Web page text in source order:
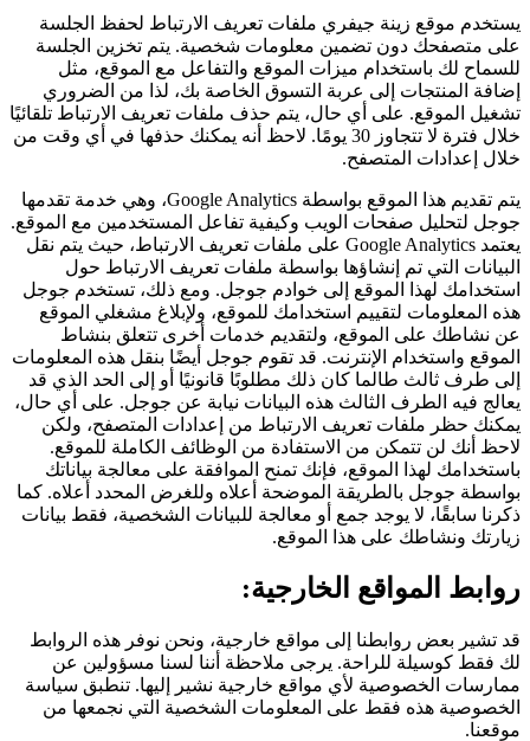
يستخدم موقع زينة جيفري ملفات تعريف الارتباط لحفظ الجلسة
على متصفحك دون تضمين معلومات شخصية. يتم تخزين الجلسة
للسماح لك باستخدام ميزات الموقع والتفاعل مع الموقع، مثل
إضافة المنتجات إلى عربة التسوق الخاصة بك، لذا من الضروري
تشغيل الموقع. على أي حال، يتم حذف ملفات تعريف الارتباط تلقائيًا
خلال فترة لا تتجاوز 30 يومًا. لاحظ أنه يمكنك حذفها في أي وقت من
خلال إعدادات المتصفح.
يتم تقديم هذا الموقع بواسطة Google Analytics، وهي خدمة تقدمها
جوجل لتحليل صفحات الويب وكيفية تفاعل المستخدمين مع الموقع.
يعتمد Google Analytics على ملفات تعريف الارتباط، حيث يتم نقل
البيانات التي تم إنشاؤها بواسطة ملفات تعريف الارتباط حول
استخدامك لهذا الموقع إلى خوادم جوجل. ومع ذلك، تستخدم جوجل
هذه المعلومات لتقييم استخدامك للموقع، ولإبلاغ مشغلي الموقع
عن نشاطك على الموقع، ولتقديم خدمات أخرى تتعلق بنشاط
الموقع واستخدام الإنترنت. قد تقوم جوجل أيضًا بنقل هذه المعلومات
إلى طرف ثالث طالما كان ذلك مطلوبًا قانونيًا أو إلى الحد الذي قد
يعالج فيه الطرف الثالث هذه البيانات نيابة عن جوجل. على أي حال،
يمكنك حظر ملفات تعريف الارتباط من إعدادات المتصفح، ولكن
لاحظ أنك لن تتمكن من الاستفادة من الوظائف الكاملة للموقع.
باستخدامك لهذا الموقع، فإنك تمنح الموافقة على معالجة بياناتك
بواسطة جوجل بالطريقة الموضحة أعلاه وللغرض المحدد أعلاه. كما
ذكرنا سابقًا، لا يوجد جمع أو معالجة للبيانات الشخصية، فقط بيانات
زيارتك ونشاطك على هذا الموقع.
روابط المواقع الخارجية:
قد تشير بعض روابطنا إلى مواقع خارجية، ونحن نوفر هذه الروابط
لك فقط كوسيلة للراحة. يرجى ملاحظة أننا لسنا مسؤولين عن
ممارسات الخصوصية لأي مواقع خارجية نشير إليها. تنطبق سياسة
الخصوصية هذه فقط على المعلومات الشخصية التي نجمعها من
موقعنا.